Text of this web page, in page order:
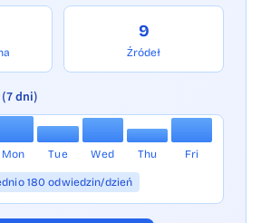
9
Źródeł
dni)
Mon Tue Wed Thu Fri
180 odwiedzin/dzień